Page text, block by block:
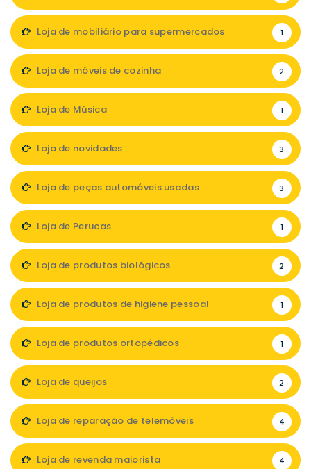
Loja de mobiliário para supermercados 1
Loja de móveis de cozinha 2
Loja de Música 1
Loja de novidades 3
Loja de peças automóveis usadas 3
Loja de Perucas 1
Loja de produtos biológicos 2
Loja de produtos de higiene pessoal 1
Loja de produtos ortopédicos 1
Loja de queijos 2
Loja de reparação de telemóveis 4
Loja de revenda maiorista 4